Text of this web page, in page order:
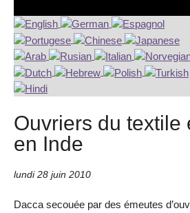
Ouvriers du textile
en Inde
lundi 28 juin 2010
Dacca secouée par des émeutes